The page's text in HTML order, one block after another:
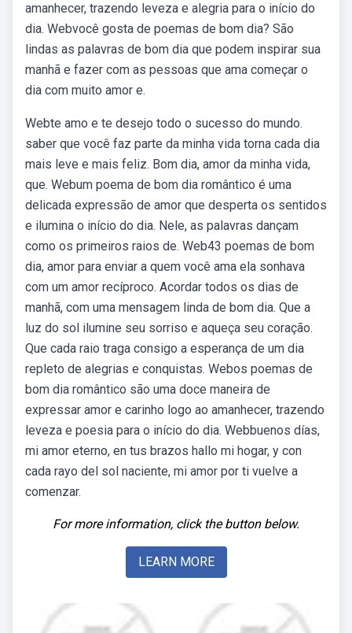
amanhecer, trazendo leveza e alegria para o início do
dia. Webvocê gosta de poemas de bom dia? São
lindas as palavras de bom dia que podem inspirar sua
manhã e fazer com as pessoas que ama começar o
dia com muito amor e.
Webte amo e te desejo todo o sucesso do mundo.
saber que você faz parte da minha vida torna cada dia
mais leve e mais feliz. Bom dia, amor da minha vida,
que. Webum poema de bom dia romântico é uma
delicada expressão de amor que desperta os sentidos
e ilumina o início do dia. Nele, as palavras dançam
como os primeiros raios de. Web43 poemas de bom
dia, amor para enviar a quem você ama ela sonhava
com um amor recíproco. Acordar todos os dias de
manhã, com uma mensagem linda de bom dia. Que a
luz do sol ilumine seu sorriso e aqueça seu coração.
Que cada raio traga consigo a esperança de um dia
repleto de alegrias e conquistas. Webos poemas de
bom dia romântico são uma doce maneira de
expressar amor e carinho logo ao amanhecer, trazendo
leveza e poesia para o início do dia. Webbuenos días,
mi amor eterno, en tus brazos hallo mi hogar, y con
cada rayo del sol naciente, mi amor por ti vuelve a
comenzar.
For more information, click the button below.
LEARN MORE